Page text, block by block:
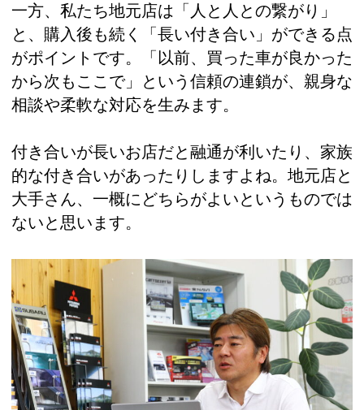
一方、私たち地元店は「人と人との繋がり」
と、購入後も続く「長い付き合い」ができる点
がポイントです。「以前、買った車が良かった
から次もここで」という信頼の連鎖が、親身な
相談や柔軟な対応を生みます。
付き合いが長いお店だと融通が利いたり、家族
的な付き合いがあったりしますよね。地元店と
大手さん、一概にどちらがよいというものでは
ないと思います。